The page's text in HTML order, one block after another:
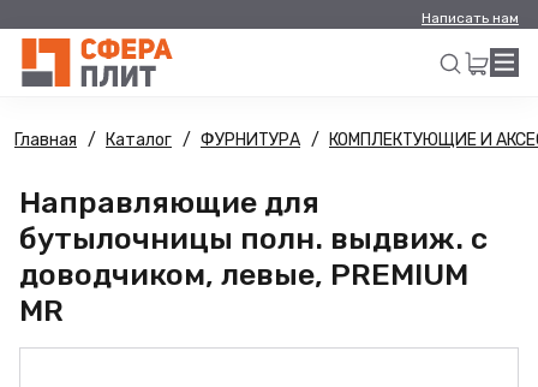
Написать нам
Искать
Главная Каталог ФУРНИТУРА КОМПЛЕКТУЮЩИЕ И
Направляющие для
бутылочницы полн. выдвиж. с
доводчиком, левые, PREMIUM
MR